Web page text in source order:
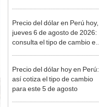
Precio del dólar en Perú hoy,
jueves 6 de agosto de 2026:
consulta el tipo de cambio en
Precio del dólar hoy en Perú:
así cotiza el tipo de cambio
para este 5 de agosto